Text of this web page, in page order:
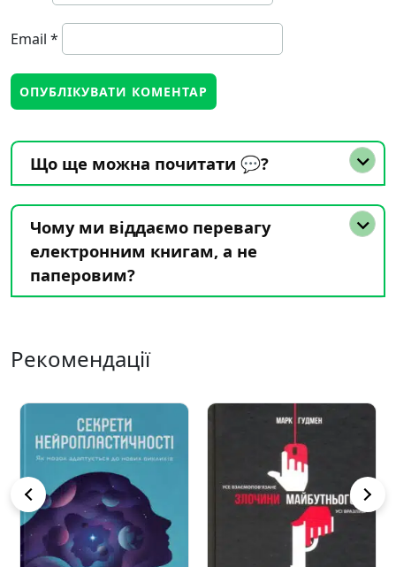
Email *
Що ще можна почитати 💬?
Чому ми віддаємо перевагу
електронним книгам, а не
паперовим?
Рекомендації